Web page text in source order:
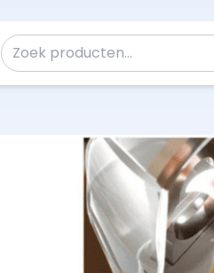
Zoeken naar: